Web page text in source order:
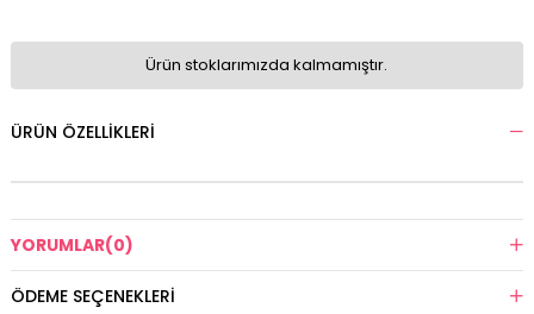
Ürün stoklarımızda kalmamıştır.
ÜRÜN ÖZELLIKLERI
YORUMLAR(0)
ÖDEME SEÇENEKLERI